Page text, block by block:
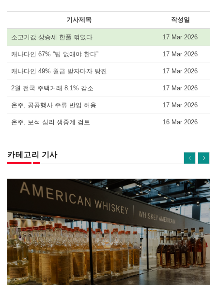
기사제목 작성일
소고기값 상승세 한풀 꺾였다 17 Mar 2026
캐나다인 67% “팁 없애야 한다” 17 Mar 2026
캐나다인 49% 월급 받자마자 탕진 17 Mar 2026
2월 전국 주택거래 8.1% 감소 17 Mar 2026
온주, 공공행사 주류 반입 허용 17 Mar 2026
온주, 보석 심리 생중계 검토 16 Mar 2026
카테고리 기사